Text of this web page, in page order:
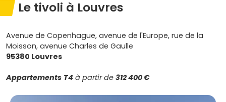
Le tivoli à Louvres
Avenue de Copenhague, avenue de l'Europe, rue de la
Moisson, avenue Charles de Gaulle
95380 Louvres
Appartements T4 à partir de 312 400 €